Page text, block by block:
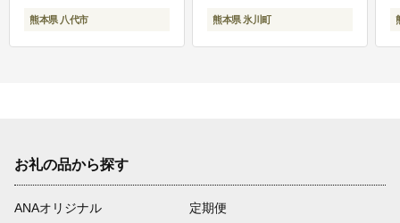
熊本県 八代市 熊本県 氷川町
お礼の品から探す
ANAオリジナル
定期便